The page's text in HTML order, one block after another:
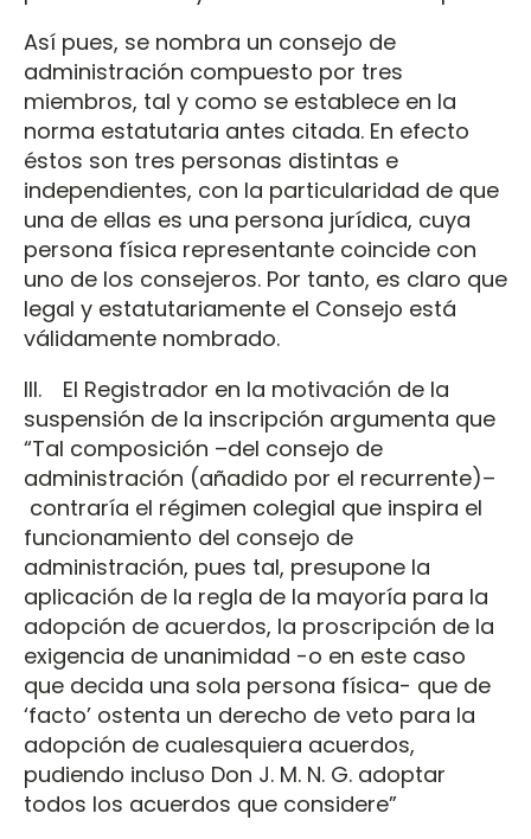
Así pues, se nombra un consejo de
administración compuesto por tres
miembros, tal y como se establece en la
norma estatutaria antes citada. En efecto
éstos son tres personas distintas e
independientes, con la particularidad de que
una de ellas es una persona jurídica, cuya
persona física representante coincide con
uno de los consejeros. Por tanto, es claro que
legal y estatutariamente el Consejo está
válidamente nombrado.
III. El Registrador en la motivación de la
suspensión de la inscripción argumenta que
“Tal composición –del consejo de
administración (añadido por el recurrente)–
contraría el régimen colegial que inspira el
funcionamiento del consejo de
administración, pues tal, presupone la
aplicación de la regla de la mayoría para la
adopción de acuerdos, la proscripción de la
exigencia de unanimidad -o en este caso
que decida una sola persona física- que de
‘facto’ ostenta un derecho de veto para la
adopción de cualesquiera acuerdos,
pudiendo incluso Don J. M. N. G. adoptar
todos los acuerdos que considere”